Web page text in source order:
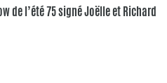
de l’été 75 signé Joëlle et Richard